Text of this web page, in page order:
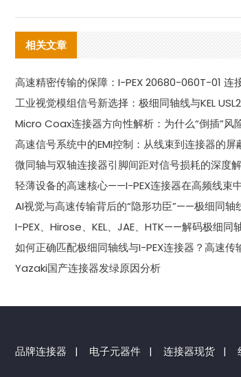
相关文章
高速精密传输的保障：I-PEX 20680-060T-01 连
工业视觉模组信号新选择：极细同轴线与KEL
Micro Coax连接器方向性解析：为什么“倒插”风
高速信号系统中的EMI控制：从线束到连接器的屏
微同轴与双轴连接器引脚间距对信号损耗的深度
轻薄设备的高速核心——I-PEX连接器在高频线束
AI视觉与高速传输背后的“隐形功臣”——极细同轴
I-PEX、Hirose、KEL、JAE、HTK——解码极细同
如何正确匹配极细同轴线与I-PEX连接器？高速传
Yazaki国产连接器发绿原因分析
品牌连接器 | 电子元器件 | 连接器现货 |